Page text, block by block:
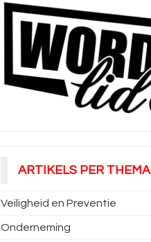
ARTIKELS PER THEMA
Veiligheid en Preventie
Onderneming